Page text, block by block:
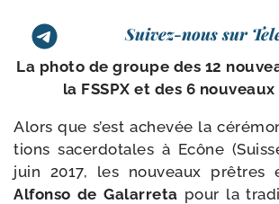
Suivez-nous sur
La pho­to de groupe des 12
la FSSPX et des 6
Alors que s’est ache­vée la
tions sacer­do­tales à Ecône
juin 2017, les nou­veaux prêtres
Alfonso de Galarreta pour la